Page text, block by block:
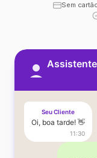
Sem
Seu Cliente
Oi, boa tarde! 👋
11:30